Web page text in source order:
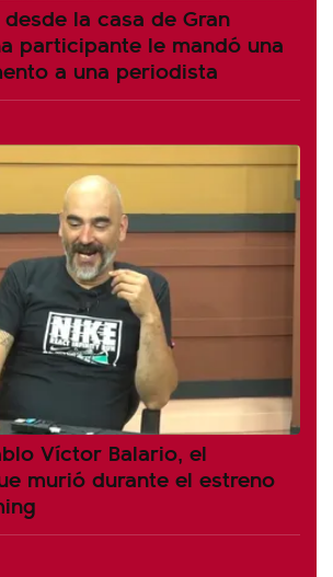
la casa de Gran
participante le mandó una
a una periodista
Víctor Balario, el
murió durante el estreno